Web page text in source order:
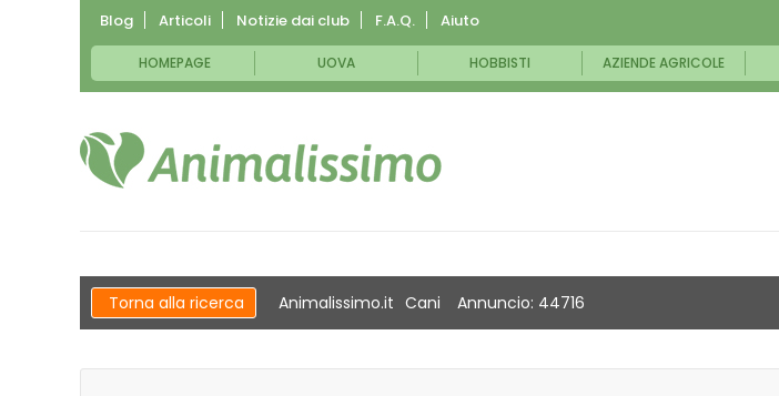
Blog Articoli Notizie dai club F.A.Q. Aiuto
HOMEPAGE UOVA HOBBISTI AZIENDE AGRICOLE
Torna alla ricerca Animalissimo.it Cani Annuncio: 44716